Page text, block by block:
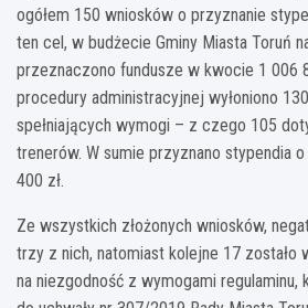
ogółem 150 wniosków o przyznanie
ten cel, w budżecie Gminy Miasta Toruń
przeznaczono fundusze w kwocie 1 006
procedury administracyjnej wyłoniono
spełniających wymogi – z czego 105
trenerów. W sumie przyznano stypendia
400 zł.
Ze wszystkich złożonych wniosków,
trzy z nich, natomiast kolejne 17 zostało
na niezgodność z wymogami regulaminu,